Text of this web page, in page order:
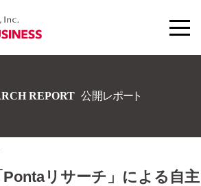
リサーチ」による自主